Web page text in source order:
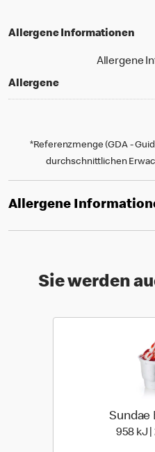
Allergene Informationen
Allergene
Allergene
*Referenzmenge (GDA -
durchschnittlichen
Allergene
Sie werden
Sundae
958 kJ |